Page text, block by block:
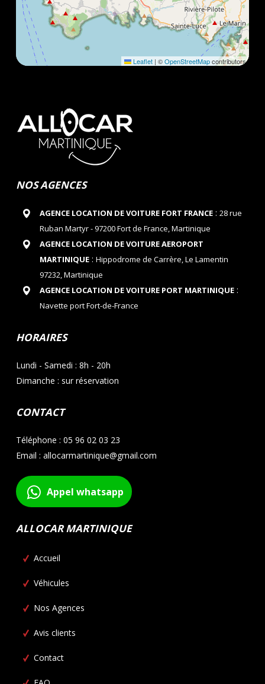
Leaflet | ©OpenStreetMapcontributors
NOS AGENCES
AGENCE LOCATION DE VOITURE FORT FRANCE: 28 rue
Ruban Martyr - 97200 Fort de France, Martinique
AGENCE LOCATION DE VOITURE AEROPORT
MARTINIQUE: Hippodrome de Carrère, Le Lamentin
97232, Martinique
AGENCE LOCATION DE VOITURE PORT MARTINIQUE:
Navette port Fort-de-France
HORAIRES
Lundi - Samedi : 8h - 20h
Dimanche : sur réservation
CONTACT
Téléphone : 05 96 02 03 23
Email : allocarmartinique@gmail.com
Appel whatsapp
ALLOCAR MARTINIQUE
Accueil
Véhicules
Nos Agences
Avis clients
Contact